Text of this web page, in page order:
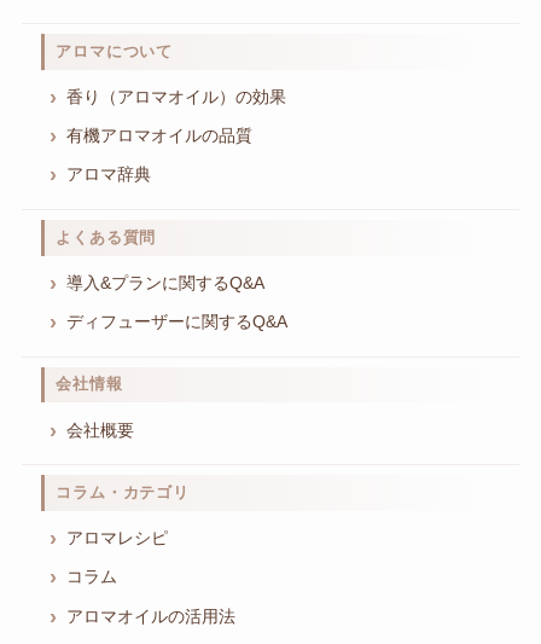
アロマについて
香り（アロマオイル）の効果
有機アロマオイルの品質
アロマ辞典
よくある質問
導入&プランに関するQ&A
ディフューザーに関するQ&A
会社情報
会社概要
コラム・カテゴリ
アロマレシピ
コラム
アロマオイルの活用法